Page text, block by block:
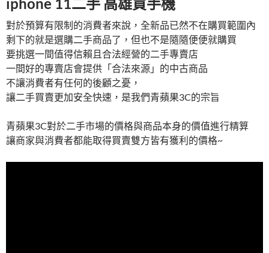
iphone 11二手 高雄買手機
對於預算有限制的消費者來說，全新品已然不在購買範圍內
剩下的就是選購二手商品了，但也不是隨隨便便就購買
要挑選一間值得信賴且合法經營的二手專賣店
一間好的專賣店會提供「合法來源」的中古商品
不讓消費者有任何的後顧之憂，
讓二手買賣更加安全快速，是我們青蘋果3C的宗旨
青蘋果3C對於二手市場的價格與商品本身的價值進行精算
讓商家與消費者都能取得買賣雙方皆有獲利的價格~